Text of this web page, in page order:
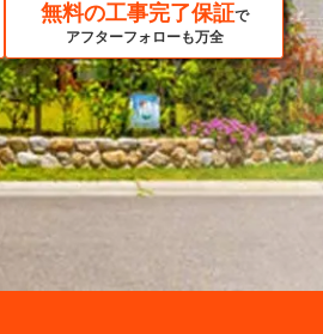
無料の工事完了保証で
アフターフォローも万全